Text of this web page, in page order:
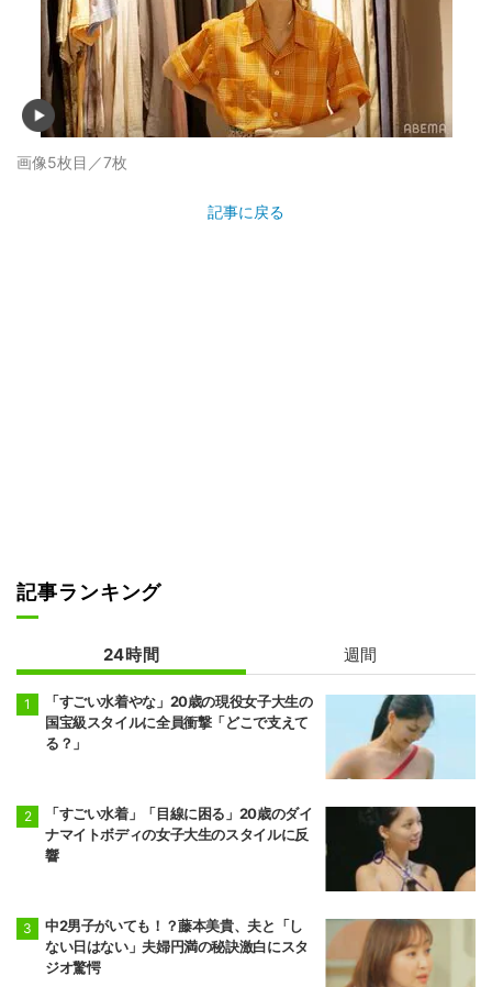
画像5枚目／7枚
記事に戻る
記事ランキング
24時間 週間
「すごい水着やな」20歳の現役女子大生の
国宝級スタイルに全員衝撃「どこで支えて
る？」
「すごい水着」「目線に困る」20歳のダイ
ナマイトボディの女子大生のスタイルに反
響
中2男子がいても！？藤本美貴、夫と「し
ない日はない」夫婦円満の秘訣激白にスタ
ジオ驚愕